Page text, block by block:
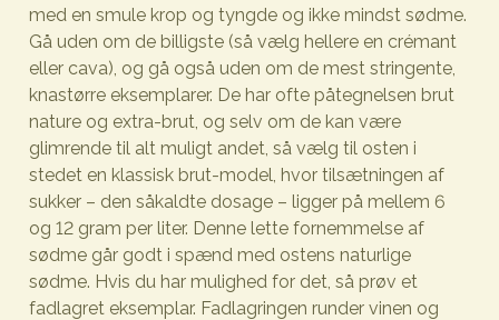
med en smule krop og tyngde og ikke mindst sødme.
Gå uden om de billigste (så vælg hellere en crémant
eller cava), og gå også uden om de mest stringente,
knastørre eksemplarer. De har ofte påtegnelsen brut
nature og extra-brut, og selv om de kan være
glimrende til alt muligt andet, så vælg til osten i
stedet en klassisk brut-model, hvor tilsætningen af
sukker – den såkaldte dosage – ligger på mellem 6
og 12 gram per liter. Denne lette fornemmelse af
sødme går godt i spænd med ostens naturlige
sødme. Hvis du har mulighed for det, så prøv et
fadlagret eksemplar. Fadlagringen runder vinen og